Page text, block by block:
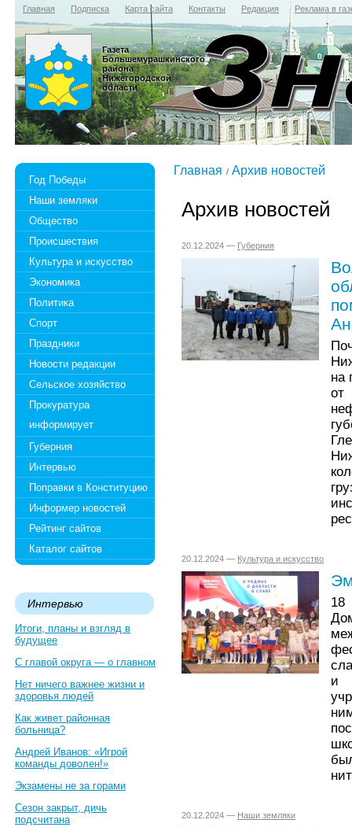
Главная Подписка Карта сайта Контакты Редакция Реклама в
Газета
Большемурашкинского
района
Нижегородской
области
Год Победы
Наши земляки
Общество
Происшествия
Культура и искусство
Экономика
Политика
Спорт
Праздники
Новости редакции
Сельское хозяйство
Прокуратура
информирует
Губерния
Интервью
Поправки в Конституцию
Информер новостей
Рейтинг сайтов
Каталог сайтов
Интервью
Итоги, планы и взгляд в
будущее
С главой округа — о главном
Нет ничего важнее жизни и
здоровья людей
Как живет районная
больница?
Андрей Иванов: «Игрой
команды доволен!»
Экзамены не за горами
Сезон закрыт, дичь
подсчитана
Главная Архив новостей
Архив новостей
20.12.2024 — Губерния
на
от
20.12.2024 — Культура и искусство
18
и
20.12.2024 — Наши земляки